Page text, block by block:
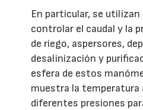
En particular, se
controlar el caudal y la
de riego, aspersores,
desalinización y
esfera de estos
muestra la temperatura
diferentes presiones